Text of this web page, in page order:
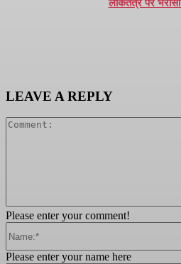
LEAVE A REPLY
Please enter your comment!
Please enter your name here